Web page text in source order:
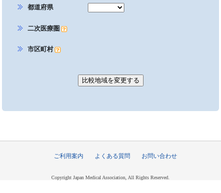
都道府県
二次医療圏
市区町村
ご利用案内 よくある質問 お問い合わせ
Copyright Japan Medical Association, All Rights Reserved.